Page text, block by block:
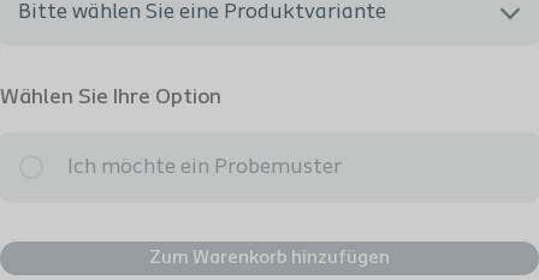
Bitte wählen Sie eine Produktvariante
Ich möchte gerne beraten werden
120305 - Modellierbarer Hautschutzring, 2.0 mm -
120425 - Modellierbarer Hautschutzring, 4.2 mm -
Wählen Sie Ihre Option
Ich möchte ein Probemuster
Zum Warenkorb hinzufügen